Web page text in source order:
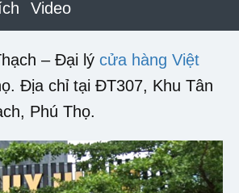
Video
– Đại lý cửa hàng Việt
Địa chỉ tại ĐT307, Khu Tân
Phú Thọ.